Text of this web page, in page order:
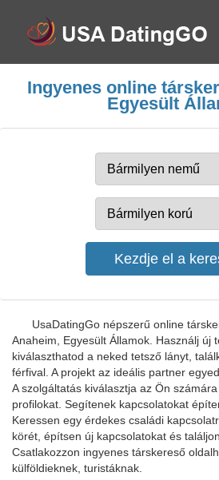
Ingyenes online
Egyesült
UsaDatingGo népszerű online
Anaheim, Egyesült Államok. Használj új
kiválaszthatod a neked tetsző lányt,
férfival. A projekt az ideális partner
A szolgáltatás kiválasztja az Ön
profilokat. Segítenek kapcsolatokat
Keressen egy érdekes családi
körét, építsen új kapcsolatokat és
Csatlakozzon ingyenes társkereső
külföldieknek, turistáknak.